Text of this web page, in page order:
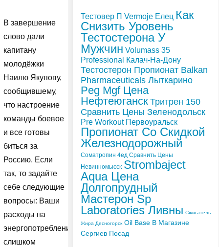
В завершение
слово дали
капитану
молодёжки
Наилю Якупову,
сообщившему,
что настроение
команды боевое
и все готовы
биться за
Россию. Если
так, то задайте
себе следующие
вопросы: Ваши
расходы на
энергопотребление
слишком
Тестовер П Vermoje Елец Как
Снизить Уровень
Тестостерона У
Мужчин Volumass 35
Professional Калач-На-Дону
Тестостерон Пропионат Balkan
Pharmaceuticals Лыткарино
Peg Mgf Цена
Нефтеюганск Тритрен 150
Сравнить Цены Зеленодольск
Pre Workout Первоуральск
Пропионат Со Скидкой
Железнодорожный
Cоматропин 4ед Сравнить Цены
Невинномысск Strombaject
Aqua Цена
Долгопрудный
Мастерон Sp
Laboratories Ливны Сжигатель
Жира Десногорск Oil Base В Магазине
Сергиев Посад